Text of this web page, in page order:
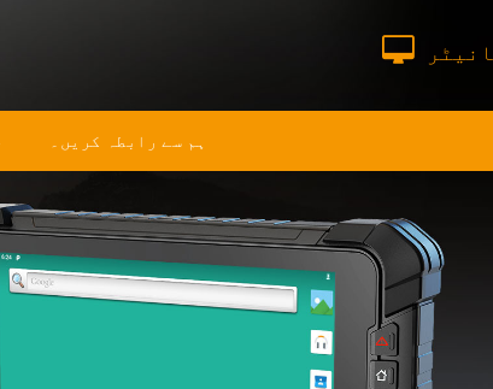
ہم سے رابطہ کریں۔